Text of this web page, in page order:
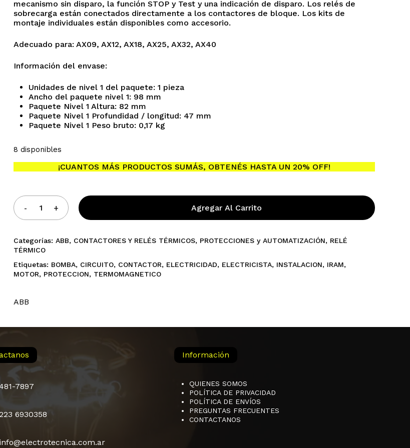
No hay productos en el carrito.
mecanismo sin disparo, la función STOP y Test y una indicación de disparo. Los relés de
sobrecarga están conectados directamente a los contactores de bloque. Los kits de
montaje individuales están disponibles como accesorio.
Adecuado para: AX09, AX12, AX18, AX25, AX32, AX40
Información del envase:
Unidades de nivel 1 del paquete: 1 pieza
Ancho del paquete nivel 1: 98 mm
Paquete Nivel 1 Altura: 82 mm
Paquete Nivel 1 Profundidad / longitud: 47 mm
Paquete Nivel 1 Peso bruto: 0,17 kg
8 disponibles
¡CUANTOS MÁS PRODUCTOS SUMÁS, OBTENÉS HASTA UN 20% OFF!
Agregar Al Carrito
Categorías: ABB, CONTACTORES Y RELÉS TÉRMICOS, PROTECCIONES y AUTOMATIZACIÓN, RELÉ
TÉRMICO
Etiquetas: BOMBA, CIRCUITO, CONTACTOR, ELECTRICIDAD, ELECTRICISTA, INSTALACION, IRAM,
MOTOR, PROTECCION, TERMOMAGNETICO
ABB
7897
6930358
Información
QUIENES SOMOS
POLÍTICA DE PRIVACIDAD
POLÍTICA DE ENVÍOS
PREGUNTAS FRECUENTES
CONTACTANOS